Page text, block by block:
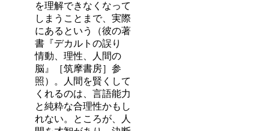
を理解できなくなって
しまうことまで、実際
にあるという（彼の著
書『デカルトの誤り
情動、理性、人間の
脳』［筑摩書房］参
照）。人間を賢くして
くれるのは、言語能力
と純粋な合理性かもし
れない。ところが、人